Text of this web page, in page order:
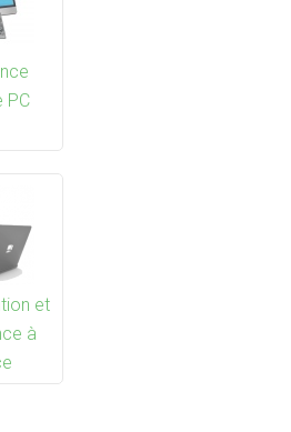
PC
et
à